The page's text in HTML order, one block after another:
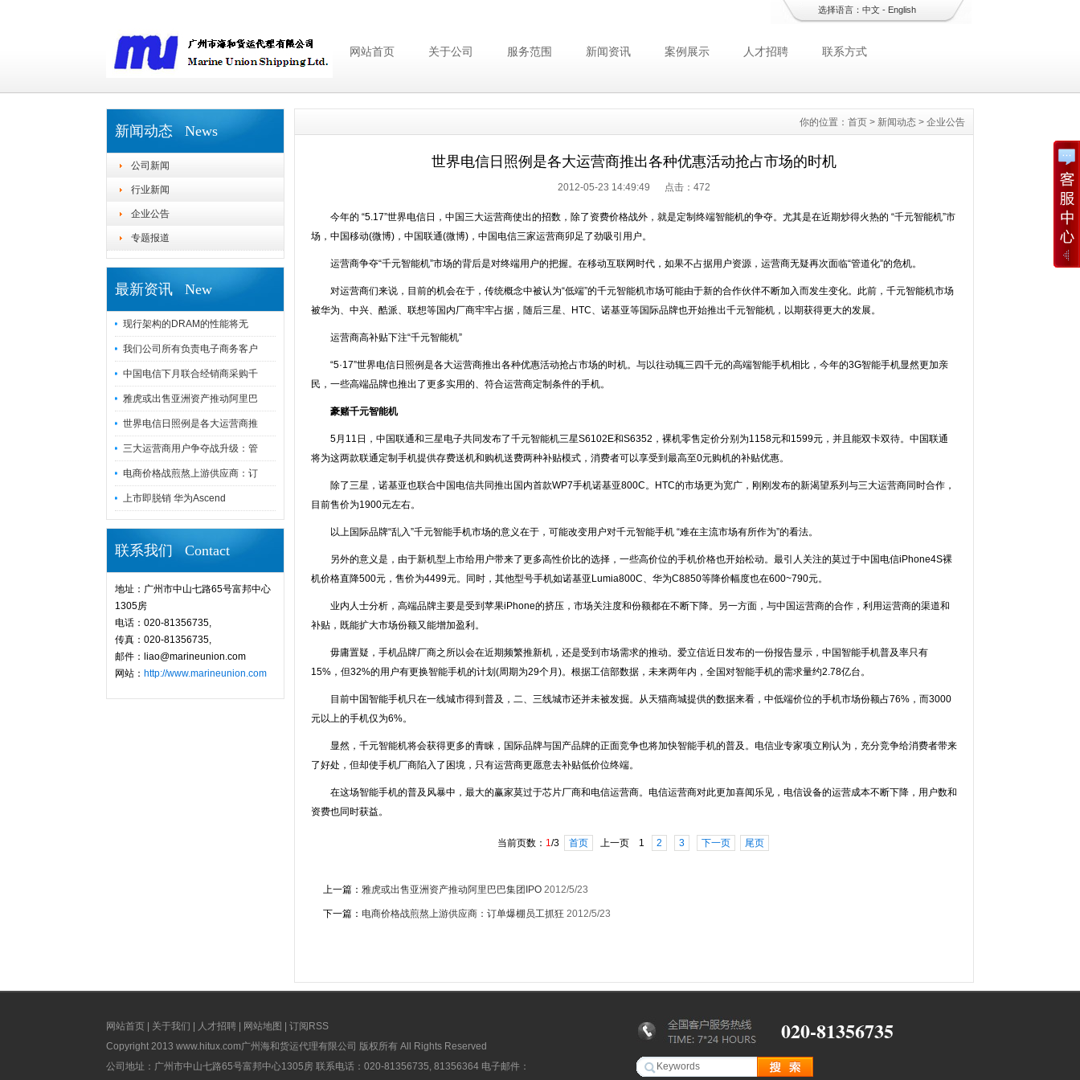
选择语言： 中文- English
网站首页 关于公司 服务范围 新闻资讯 案例展示 人才招聘 联系方式
新闻动态 News
公司新闻
行业新闻
企业公告
专题报道
最新资讯 New
现行架构的DRAM的性能将无
我们公司所有负责电子商务客户
中国电信下月联合经销商采购千
雅虎或出售亚洲资产推动阿里巴
世界电信日照例是各大运营商推
三大运营商用户争夺战升级：管
电商价格战煎熬上游供应商：订
上市即脱销 华为Ascend
联系我们 Contact
地址：广州市中山七路65号富邦中心
1305房
电话：020-81356735,
传真：020-81356735,
邮件：liao@marineunion.com
网站： http://www.marineunion.com
你的位置： 首页 > 新闻动态 > 企业公告
世界电信日照例是各大运营商推出各种优惠活动抢占市场的时机
2012-05-23 14:49:49 点击： 472
今年的 “5.17”世界电信日，中国三大运营商使出的招数，除了资费价格战外，就是定制终端智能机的争夺。尤其是在近期炒得火热的 “千元智能机”市
场，中国移动(微博)，中国联通(微博)，中国电信三家运营商卯足了劲吸引用户。
运营商争夺“千元智能机”市场的背后是对终端用户的把握。在移动互联网时代，如果不占据用户资源，运营商无疑再次面临“管道化”的危机。
对运营商们来说，目前的机会在于，传统概念中被认为“低端”的千元智能机市场可能由于新的合作伙伴不断加入而发生变化。此前，千元智能机市场
被华为、中兴、酷派、联想等国内厂商牢牢占据，随后三星、HTC、诺基亚等国际品牌也开始推出千元智能机，以期获得更大的发展。
运营商高补贴下注“千元智能机”
“5·17”世界电信日照例是各大运营商推出各种优惠活动抢占市场的时机。与以往动辄三四千元的高端智能手机相比，今年的3G智能手机显然更加亲
民，一些高端品牌也推出了更多实用的、符合运营商定制条件的手机。
豪赌千元智能机
5月11日，中国联通和三星电子共同发布了千元智能机三星S6102E和S6352，裸机零售定价分别为1158元和1599元，并且能双卡双待。中国联通
将为这两款联通定制手机提供存费送机和购机送费两种补贴模式，消费者可以享受到最高至0元购机的补贴优惠。
除了三星，诺基亚也联合中国电信共同推出国内首款WP7手机诺基亚800C。HTC的市场更为宽广，刚刚发布的新渴望系列与三大运营商同时合作，
目前售价为1900元左右。
以上国际品牌“乱入”千元智能手机市场的意义在于，可能改变用户对千元智能手机 “难在主流市场有所作为”的看法。
另外的意义是，由于新机型上市给用户带来了更多高性价比的选择，一些高价位的手机价格也开始松动。最引人关注的莫过于中国电信iPhone4S裸
机价格直降500元，售价为4499元。同时，其他型号手机如诺基亚Lumia800C、华为C8850等降价幅度也在600~790元。
业内人士分析，高端品牌主要是受到苹果iPhone的挤压，市场关注度和份额都在不断下降。另一方面，与中国运营商的合作，利用运营商的渠道和
补贴，既能扩大市场份额又能增加盈利。
毋庸置疑，手机品牌厂商之所以会在近期频繁推新机，还是受到市场需求的推动。爱立信近日发布的一份报告显示，中国智能手机普及率只有
15%，但32%的用户有更换智能手机的计划(周期为29个月)。根据工信部数据，未来两年内，全国对智能手机的需求量约2.78亿台。
目前中国智能手机只在一线城市得到普及，二、三线城市还并未被发掘。从天猫商城提供的数据来看，中低端价位的手机市场份额占76%，而3000
元以上的手机仅为6%。
显然，千元智能机将会获得更多的青睐，国际品牌与国产品牌的正面竞争也将加快智能手机的普及。电信业专家项立刚认为，充分竞争给消费者带来
了好处，但却使手机厂商陷入了困境，只有运营商更愿意去补贴低价位终端。
在这场智能手机的普及风暴中，最大的赢家莫过于芯片厂商和电信运营商。电信运营商对此更加喜闻乐见，电信设备的运营成本不断下降，用户数和
资费也同时获益。
当前页数： 1/3 首页 上一页 1 2 3 下一页 尾页
上一篇： 雅虎或出售亚洲资产推动阿里巴巴集团IPO 2012/5/23
下一篇： 电商价格战煎熬上游供应商：订单爆棚员工抓狂 2012/5/23
网站首页 关于我们 人才招聘 网站地图
订阅RSS
Copyright 2013 www.hitux.com广州海和货运代理有限公司 版权所有 All Rights Reserved
公司地址：广州市中山七路65号富邦中心1305房 联系电话：020-81356735, 81356364 电子邮件：
020-81356735